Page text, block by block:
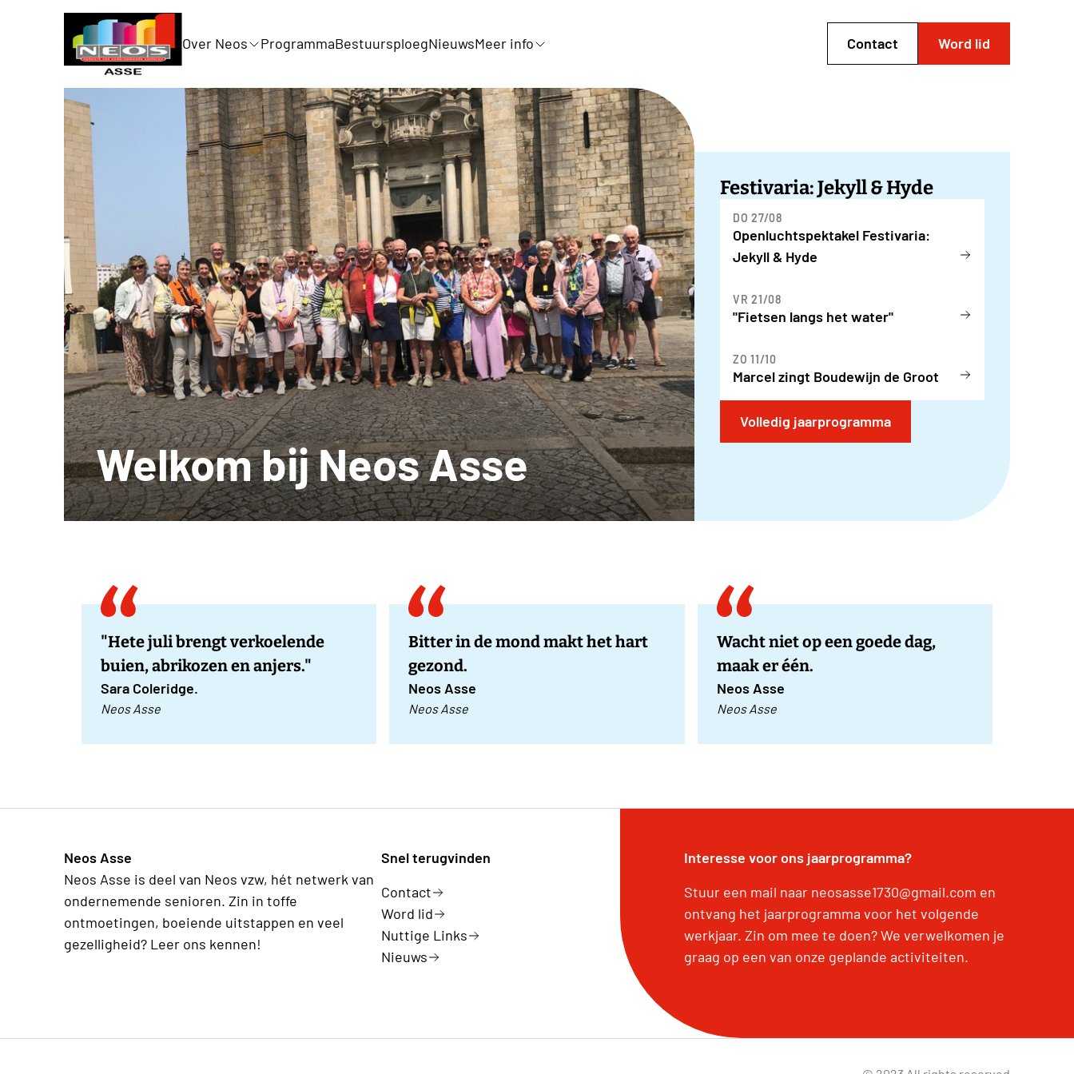
Over Neos ProgrammaBestuursploegNieuwsMeer info Contact Word lid
Welkom bij Neos Asse
Festivaria: Jekyll & Hyde
DO 27/08
Openluchtspektakel Festivaria:
Jekyll & Hyde
VR 21/08
"Fietsen langs het water"
ZO 11/10
Marcel zingt Boudewijn de Groot
Volledig jaarprogramma
"Hete juli brengt verkoelende
buien, abrikozen en anjers."
Sara Coleridge.
Neos Asse
Bitter in de mond makt het hart
gezond.
Neos Asse
Neos Asse
Wacht niet op een goede dag,
maak er één.
Neos Asse
Neos Asse
Neos Asse
Neos Asse is deel van Neos vzw, hét netwerk van
ondernemende senioren. Zin in toffe
ontmoetingen, boeiende uitstappen en veel
gezelligheid? Leer ons kennen!
Snel terugvinden
Contact
Word lid
Nuttige Links
Nieuws
Interesse voor ons jaarprogramma?
Stuur een mail naar neosasse1730@gmail.com en
ontvang het jaarprogramma voor het volgende
werkjaar. Zin om mee te doen? We verwelkomen je
graag op een van onze geplande activiteiten.